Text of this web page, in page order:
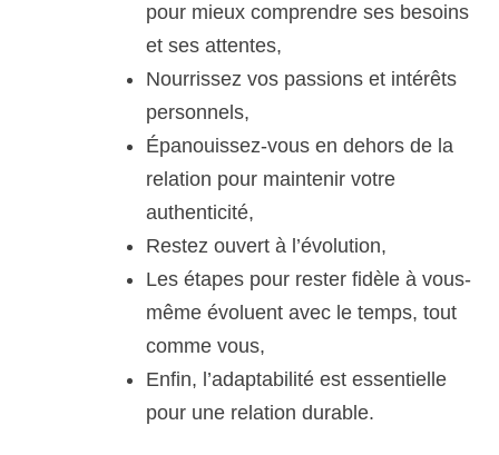
pour mieux comprendre ses besoins
et ses attentes,
Nourrissez vos passions et intérêts
personnels,
Épanouissez-vous en dehors de la
relation pour maintenir votre
authenticité,
Restez ouvert à l’évolution,
Les étapes pour rester fidèle à vous-
même évoluent avec le temps, tout
comme vous,
Enfin, l’adaptabilité est essentielle
pour une relation durable.